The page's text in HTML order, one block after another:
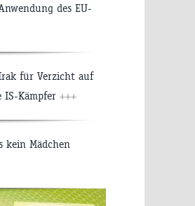
des EU-
für Verzicht auf
IS-Kämpfer +++
kein Mädchen